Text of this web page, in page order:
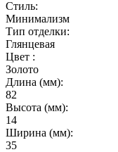
Стиль:
Минимализм
Тип отделки:
Глянцевая
Цвет :
Золото
Длина (мм):
82
Высота (мм):
14
Ширина (мм):
35